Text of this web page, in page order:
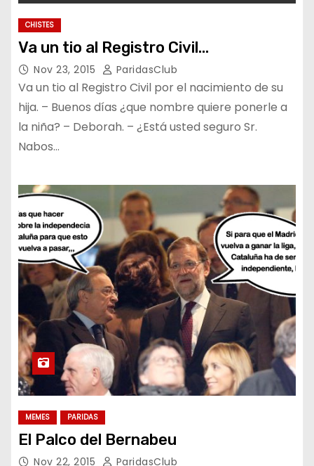
CHISTES
Va un tio al Registro Civil…
Nov 23, 2015 ParidasClub
Va un tio al Registro Civil por el nacimiento de su
hija. – Buenos días ¿que nombre quiere ponerle a
la niña? – Deborah. – ¿Está usted seguro Sr.
Nabos…
MEMES PARIDAS
El Palco del Bernabeu
Nov 22, 2015 ParidasClub